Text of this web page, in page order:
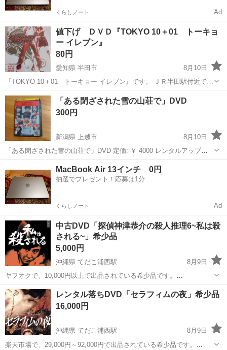
くらしノート Ad
値下げ ＤＶＤ『TOKYO 10＋01 トーキョ
ー イレブン』
80円
愛知県 半田市
8月10日
『TOKYO 10＋01 トーキョー イレブン』です。 ＪＲ半田駅付近での
手渡しでお願いします。 万一、視聴できない場合、取引場所まで、お
持ちいただければ、全額返金させていただきます。 ２００２年劇場公
開作...
愛知 半田市 DVD/ブルーレイ 舞台挨拶
「ある閉ざされた雪の山荘で」DVD
300円
新潟県 上越市
8月10日
「ある閉ざされた雪の山荘で」DVD 定価: ￥ 4000 レンタルアップ品
になります。 再生確認済み 個性派キャストで面白かったです。 興味
あるかたおねがいします。 【キャスト】 #重岡大毅 #中条あやみ #飯
塚健 ...
MacBook Air 13インチ 0円
抽選でプレゼント！応募は1分
くらしノート Ad
中古DVD「探偵神津恭介の殺人推理6~私は殺
される~」希少品
5,000円
沖縄県 てだこ浦西駅
8月9日
ヤフオクで、10,000円以上で出品されている希少品です。
https://auctions.yahoo.co.jp/jp/auction/s1227071334 視聴に問題ありま
せんが、中古品ですのでご了承ください...
沖縄 沖縄市 てだこ浦西駅 DVD/ブルーレイ 遺体
レンタル落ちDVD「セラフィムの夜」希少品
16,000円
沖縄県 てだこ浦西駅
8月9日
楽天市場で、29,000円～92,000円で出品されている希少品です。